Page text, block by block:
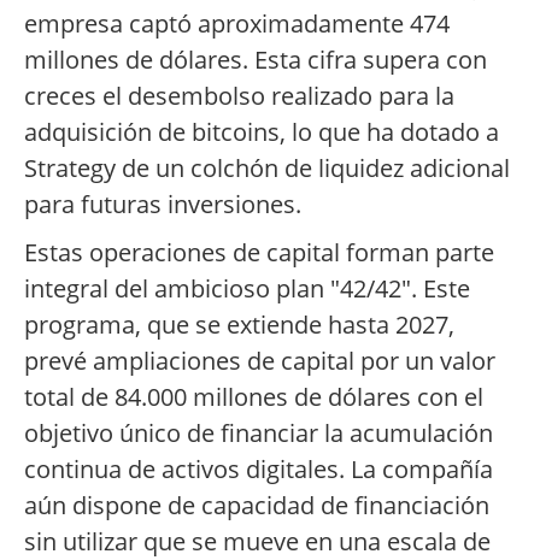
empresa captó aproximadamente 474
millones de dólares. Esta cifra supera con
creces el desembolso realizado para la
adquisición de bitcoins, lo que ha dotado a
Strategy de un colchón de liquidez adicional
para futuras inversiones.
Estas operaciones de capital forman parte
integral del ambicioso plan "42/42". Este
programa, que se extiende hasta 2027,
prevé ampliaciones de capital por un valor
total de 84.000 millones de dólares con el
objetivo único de financiar la acumulación
continua de activos digitales. La compañía
aún dispone de capacidad de financiación
sin utilizar que se mueve en una escala de